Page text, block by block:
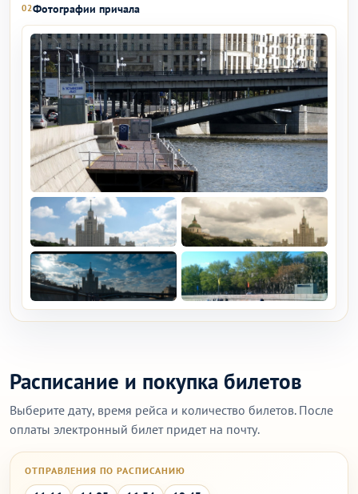
02Фотографии причала
Расписание и покупка билетов
Выберите дату, время рейса и количество билетов. После
оплаты электронный билет придет на почту.
ОТПРАВЛЕНИЯ ПО РАСПИСАНИЮ